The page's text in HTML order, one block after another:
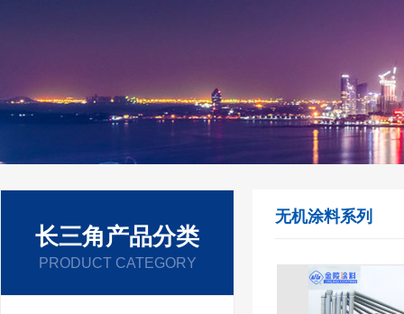
长三角产品分类
PRODUCT CATEGORY
无机涂料系列